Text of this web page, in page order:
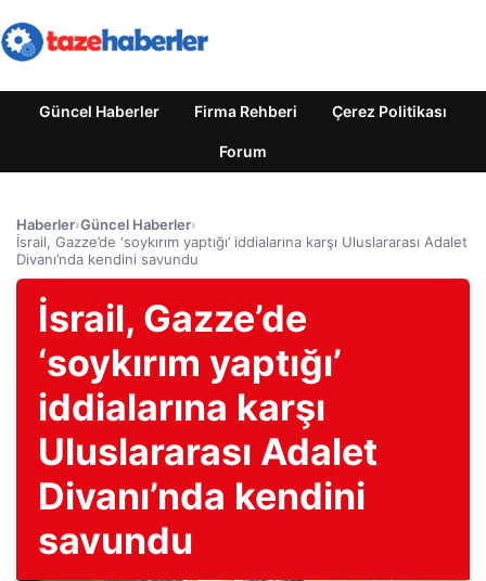
Güncel Haberler Firma Rehberi Çerez Politikası
Forum
Haberler›Güncel Haberler›
İsrail, Gazze’de ‘soykırım yaptığı’ iddialarına karşı Uluslararası Adalet
Divanı’nda kendini savundu
İsrail, Gazze’de
‘soykırım yaptığı’
iddialarına karşı
Uluslararası Adalet
Divanı’nda kendini
savundu